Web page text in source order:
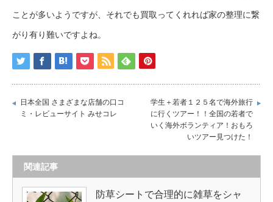
ことが多いようですが、それでも買取ってくれれば家の整理に繋
がり有り難いですよね。
日本全国 さまざまな店舗の口コ
ミ・レビューサイト みせコレ
学生＋若者１２５名で海外旅行
に行くツアー！！全国の若者で
いく海外ボランティア！おもろ
いツアー見つけた！
関連記事
防草シートで合理的に雑草をシャ